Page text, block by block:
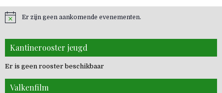
Er zijn geen aankomende evenementen.
Kantinerooster jeugd
Er is geen rooster beschikbaar
Valkenfilm